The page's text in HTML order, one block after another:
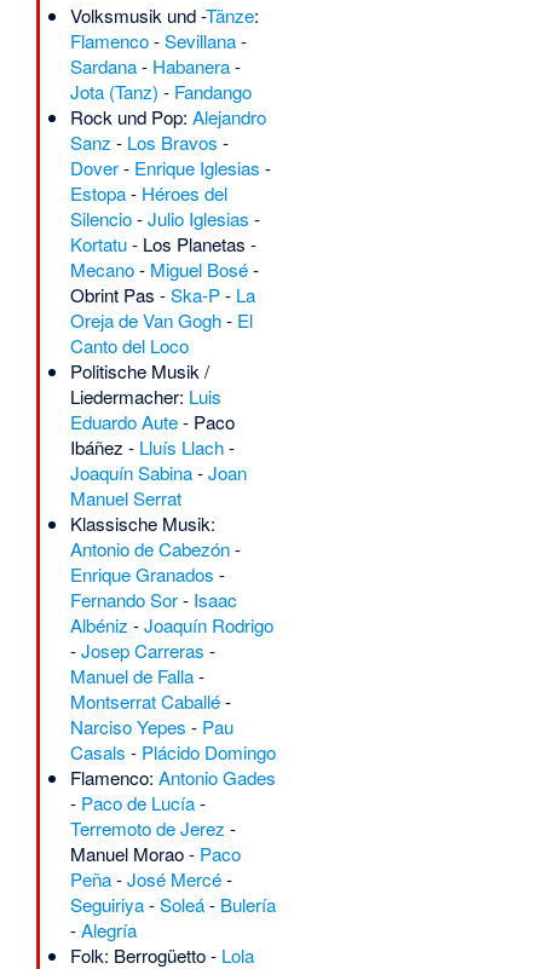
Volksmusik und -Tänze:
Flamenco-Sevillana-
Sardana- Habanera-
Jota (Tanz) - Fandango
Rock und Pop: Alejandro
Sanz - Los Bravos -
Dover- Enrique Iglesias -
Estopa- Héroes del
Silencio-Julio Iglesias -
Kortatu- Los Planetas -
Mecano- Miguel Bosé-
Obrint Pas -Ska-P- La
Oreja de Van Gogh- El
Canto del Loco
Politische Musik /
Liedermacher: Luis
Eduardo Aute- Paco
Ibáñez - Lluís Llach-
Joaquín Sabina-Joan
Manuel Serrat
Klassische Musik:
Antonio de Cabezón-
Enrique Granados -
Fernando Sor- Isaac
Albéniz -Joaquín Rodrigo
-Josep Carreras -
Manuel de Falla-
Montserrat Caballé-
Narciso Yepes - Pau
Casals - Plácido Domingo
Flamenco: Antonio Gades
- Paco de Lucía-
Terremoto de Jerez -
Manuel Morao- Paco
Peña-José Mercé-
Seguiriya-Soleá- Bulería
-Alegría
Folk: Berrogüetto- Lola